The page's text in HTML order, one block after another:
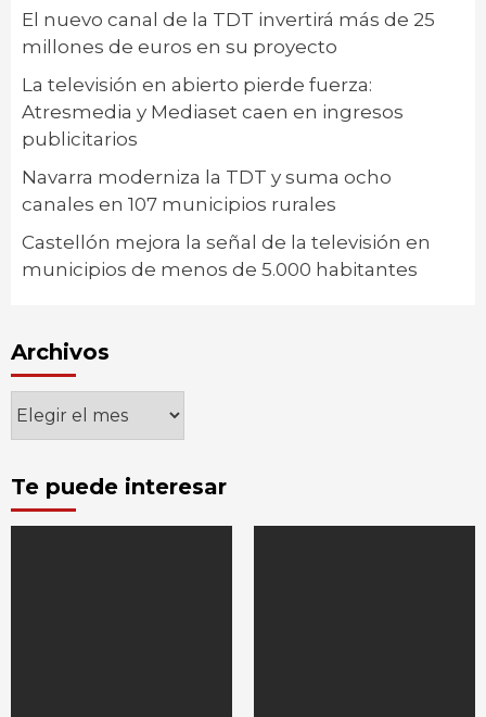
El nuevo canal de la TDT invertirá más de 25
millones de euros en su proyecto
La televisión en abierto pierde fuerza:
Atresmedia y Mediaset caen en ingresos
publicitarios
Navarra moderniza la TDT y suma ocho
canales en 107 municipios rurales
Castellón mejora la señal de la televisión en
municipios de menos de 5.000 habitantes
Archivos
Archivos
Te puede interesar